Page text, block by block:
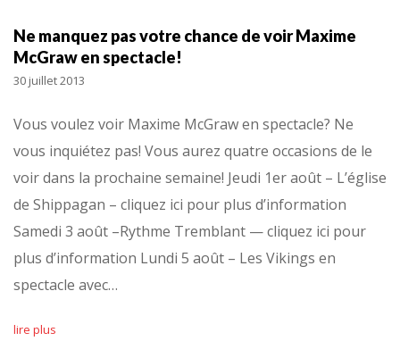
Ne manquez pas votre chance de voir Maxime
McGraw en spectacle!
30 juillet 2013
Vous voulez voir Maxime McGraw en spectacle? Ne
vous inquiétez pas! Vous aurez quatre occasions de le
voir dans la prochaine semaine! Jeudi 1er août – L’église
de Shippagan – cliquez ici pour plus d’information
Samedi 3 août –Rythme Tremblant — cliquez ici pour
plus d’information Lundi 5 août – Les Vikings en
spectacle avec…
lire plus